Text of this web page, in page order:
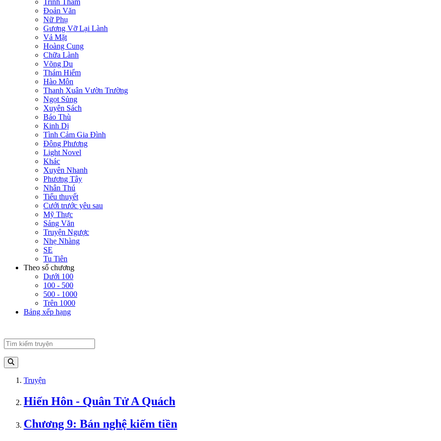
Trinh Thám
Đoản Văn
Nữ Phụ
Gương Vỡ Lại Lành
Vả Mặt
Hoàng Cung
Chữa Lành
Võng Du
Thám Hiểm
Hào Môn
Thanh Xuân Vườn Trường
Ngọt Sủng
Xuyên Sách
Báo Thù
Kinh Dị
Tình Cảm Gia Đình
Đông Phương
Light Novel
Khác
Xuyên Nhanh
Phương Tây
Nhân Thú
Tiểu thuyết
Cưới trước yêu sau
Mỹ Thực
Sảng Văn
Truyện Ngược
Nhẹ Nhàng
SE
Tu Tiên
Theo số chương
Dưới 100
100 - 500
500 - 1000
Trên 1000
Bảng xếp hạng
Truyện
Hiến Hôn - Quân Tử A Quách
Chương 9: Bán nghệ kiếm tiền